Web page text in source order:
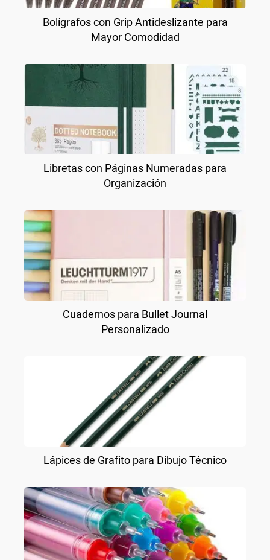
Bolígrafos con Grip Antideslizante para
Mayor Comodidad
Libretas con Páginas Numeradas para
Organización
Cuadernos para Bullet Journal
Personalizado
Lápices de Grafito para Dibujo Técnico